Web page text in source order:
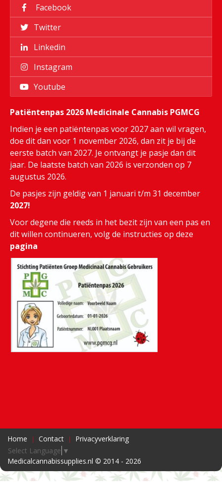
Facebook
Twitter
Linkedin
Instagram
Youtube
Patiëntenpas 2026 Medicinale Cannabis PGMCG
Indien je een patiëntenpas voor 2027 aan wil vragen,
doe dit dan voor 1 november 2026, dan zit je bij de
eerste batch van 2027. Je ontvangt je pasje dan dit
jaar. De laatste batch van 2026 is verzonden op 7
augustus 2026.
De pasjes zijn geldig van 1 januari t/m 31 december
2027!
Voor degene die reeds in het bezit zijn van een pas en
dit willen continueren, volg de instructies op deze
pagina
Home Contact
Privacyverklaring
Select Language ▼
Medicalcannabissupplies.nl © 2014 - 2026